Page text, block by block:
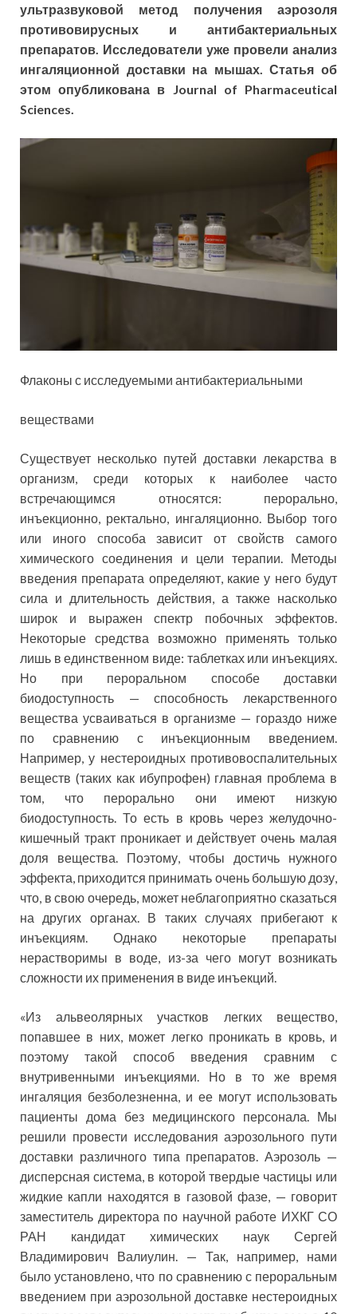
ультразвуковой метод получения аэрозоля
противовирусных и антибактериальных
препаратов. Исследователи уже провели анализ
ингаляционной доставки на мышах. Статья об
этом опубликована в Journal of Pharmaceutical
Sciences.
Флаконы с исследуемыми антибактериальными
веществами
Существует несколько путей доставки лекарства в
организм, среди которых к наиболее часто
встречающимся относятся: перорально,
инъекционно, ректально, ингаляционно. Выбор того
или иного способа зависит от свойств самого
химического соединения и цели терапии. Методы
введения препарата определяют, какие у него будут
сила и длительность действия, а также насколько
широк и выражен спектр побочных эффектов.
Некоторые средства возможно применять только
лишь в единственном виде: таблетках или инъекциях.
Но при пероральном способе доставки
биодоступность — способность лекарственного
вещества усваиваться в организме — гораздо ниже
по сравнению с инъекционным введением.
Например, у нестероидных противовоспалительных
веществ (таких как ибупрофен) главная проблема в
том, что перорально они имеют низкую
биодоступность. То есть в кровь через желудочно-
кишечный тракт проникает и действует очень малая
доля вещества. Поэтому, чтобы достичь нужного
эффекта, приходится принимать очень большую дозу,
что, в свою очередь, может неблагоприятно сказаться
на других органах. В таких случаях прибегают к
инъекциям. Однако некоторые препараты
нерастворимы в воде, из-за чего могут возникать
сложности их применения в виде инъекций.
«Из альвеолярных участков легких вещество,
попавшее в них, может легко проникать в кровь, и
поэтому такой способ введения сравним с
внутривенными инъекциями. Но в то же время
ингаляция безболезненна, и ее могут использовать
пациенты дома без медицинского персонала. Мы
решили провести исследования аэрозольного пути
доставки различного типа препаратов. Аэрозоль —
дисперсная система, в которой твердые частицы или
жидкие капли находятся в газовой фазе, — говорит
заместитель директора по научной работе ИХКГ СО
РАН кандидат химических наук Сергей
Владимирович Валиулин. — Так, например, нами
было установлено, что по сравнению с пероральным
введением при аэрозольной доставке нестероидных